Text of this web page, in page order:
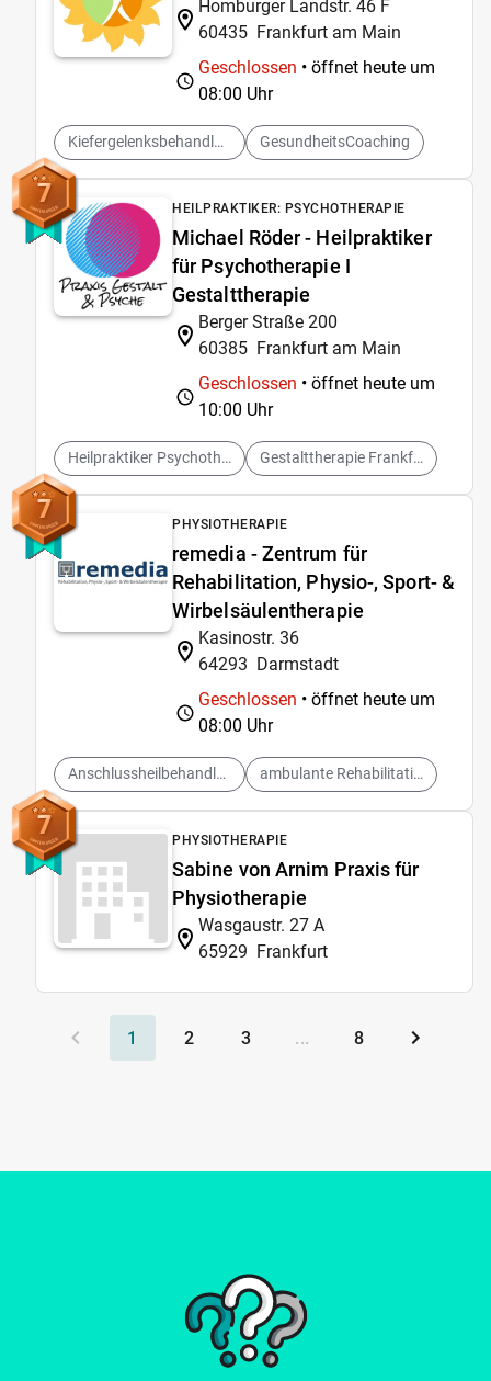
Homburger Landstr. 46 F
60435 Frankfurt am Main
Geschlossen • öffnet heute um
08:00 Uhr
Kiefergelenksbehandlung GesundheitsCoaching
7 HEILPRAKTIKER: PSYCHOTHERAPIE
Michael Röder - Heilpraktiker
für Psychotherapie I
Gestalttherapie
Berger Straße 200
60385 Frankfurt am Main
Geschlossen • öffnet heute um
10:00 Uhr
Heilpraktiker Psychotherapie Gestalttherapie Frankfurt
7 PHYSIOTHERAPIE
remedia - Zentrum für
Rehabilitation, Physio-, Sport- &
Wirbelsäulentherapie
Kasinostr. 36
64293 Darmstadt
Geschlossen • öffnet heute um
08:00 Uhr
Anschlussheilbehandlung ambulante Rehabilitation
7 PHYSIOTHERAPIE
Sabine von Arnim Praxis für
Physiotherapie
Wasgaustr. 27 A
65929 Frankfurt
1 2 3 ... 8